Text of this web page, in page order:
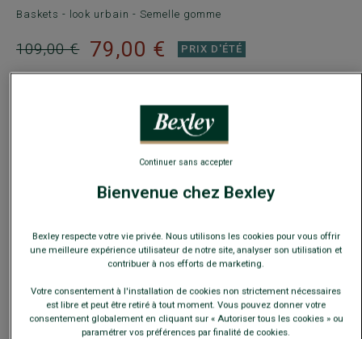
Baskets - look urbain - Semelle gomme
109,00 € 79,00 € PRIX D'ÉTÉ
Guide des tailles
− + AJOUTER AU PANIER
Bienvenue chez Bexley
Bexley respecte votre vie privée. Nous utilisons les cookies pour vous offrir
une meilleure expérience utilisateur de notre site, analyser son utilisation et
contribuer à nos efforts de marketing.
Votre consentement à l'installation de cookies non strictement nécessaires
est libre et peut être retiré à tout moment. Vous pouvez donner votre
consentement globalement en cliquant sur « Autoriser tous les cookies » ou
paramétrer vos préférences par finalité de cookies.
Continuer sans accepter